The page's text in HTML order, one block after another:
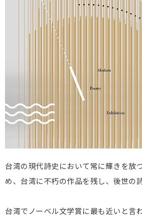
台湾の現代詩史において常に輝きを放
め、台湾に不朽の作品を残し、後世の
台湾でノーベル文学賞に最も近いと言